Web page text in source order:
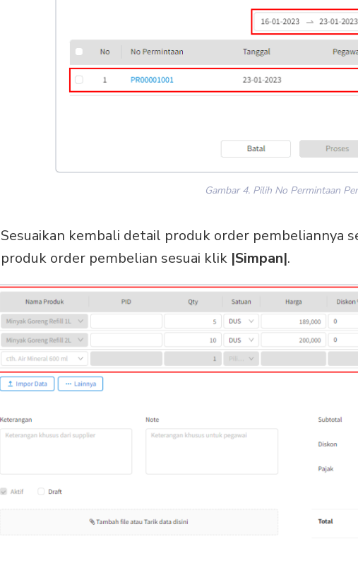
Gambar 4. Pilih No Permintaan
Sesuaikan kembali detail produk order pembeliannya
produk order pembelian sesuai klik |Simpan|.